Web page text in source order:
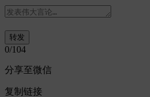
0/104
分享至微信
复制链接